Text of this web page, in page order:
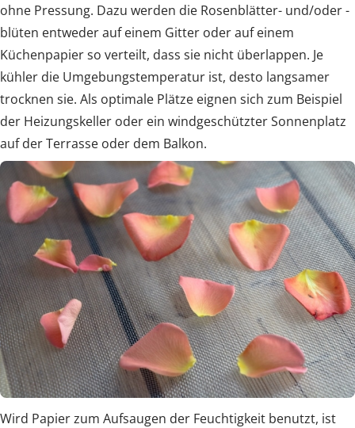
ohne Pressung. Dazu werden die Rosenblätter- und/oder -
blüten entweder auf einem Gitter oder auf einem
Küchenpapier so verteilt, dass sie nicht überlappen. Je
kühler die Umgebungstemperatur ist, desto langsamer
trocknen sie. Als optimale Plätze eignen sich zum Beispiel
der Heizungskeller oder ein windgeschützter Sonnenplatz
auf der Terrasse oder dem Balkon.
Wird Papier zum Aufsaugen der Feuchtigkeit benutzt, ist